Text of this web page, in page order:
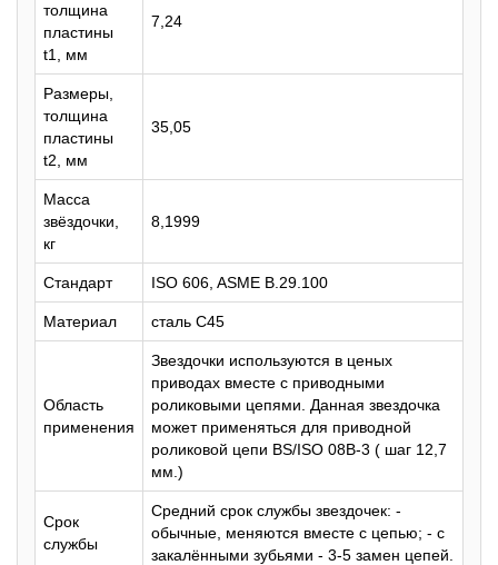
толщина
пластины
t1, мм
7,24
Размеры,
толщина
пластины
t2, мм
35,05
Масса
звёздочки,
кг
8,1999
Стандарт ISO 606, ASME B.29.100
Материал сталь C45
Область
применения
Звездочки используются в ценых
приводах вместе с приводными
роликовыми цепями. Данная звездочка
может применяться для приводной
роликовой цепи BS/ISO 08B-3 ( шаг 12,7
мм.)
Срок
службы
Средний срок службы звездочек: -
обычные, меняются вместе с цепью; - с
закалёнными зубьями - 3-5 замен цепей.